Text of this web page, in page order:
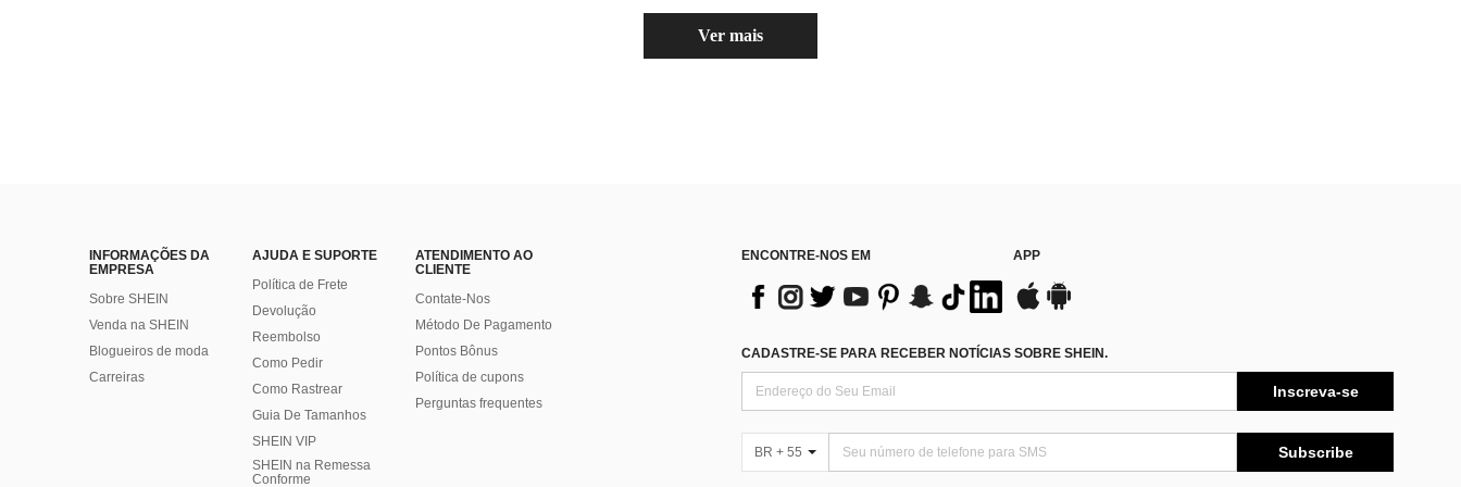
Ver mais
INFORMAÇÕES DA
EMPRESA
Sobre SHEIN
Venda na SHEIN
Blogueiros de moda
Carreiras
AJUDA E SUPORTE
Política de Frete
Devolução
Reembolso
Como Pedir
Como Rastrear
Guia De Tamanhos
SHEIN VIP
SHEIN na Remessa
Conforme
ATENDIMENTO AO
CLIENTE
Contate-Nos
Método De Pagamento
Pontos Bônus
Política de cupons
Perguntas frequentes
ENCONTRE-NOS EM APP
CADASTRE-SE PARA RECEBER NOTÍCIAS SOBRE SHEIN.
Inscreva-se
BR + 55 Subscribe